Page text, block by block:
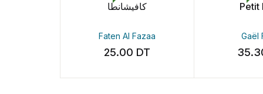
كافيشانطا
Faten Al Fazaa
25.00 DT
Petit
Gaël